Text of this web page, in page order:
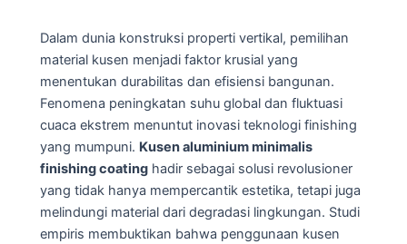
Dalam dunia konstruksi properti vertikal, pemilihan
material kusen menjadi faktor krusial yang
menentukan durabilitas dan efisiensi bangunan.
Fenomena peningkatan suhu global dan fluktuasi
cuaca ekstrem menuntut inovasi teknologi finishing
yang mumpuni. Kusen aluminium minimalis
finishing coating hadir sebagai solusi revolusioner
yang tidak hanya mempercantik estetika, tetapi juga
melindungi material dari degradasi lingkungan. Studi
empiris membuktikan bahwa penggunaan kusen